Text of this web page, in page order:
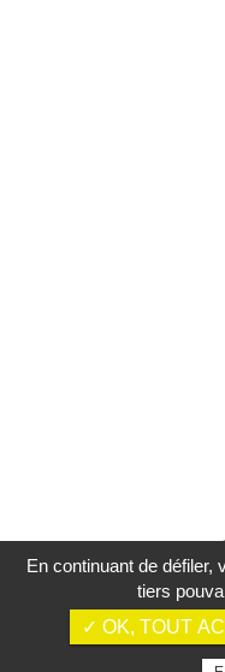
En continuant de défiler,
tiers
✓ OK, TOUT